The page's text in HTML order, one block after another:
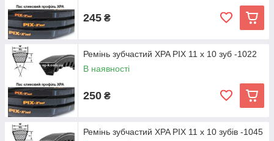
245 ₴
Ремінь зубчастий XPA PIX 11 х 10 зуб -1022
В наявності
250 ₴
Ремінь зубчастий XPA PIX 11 х 10 зубів -1045